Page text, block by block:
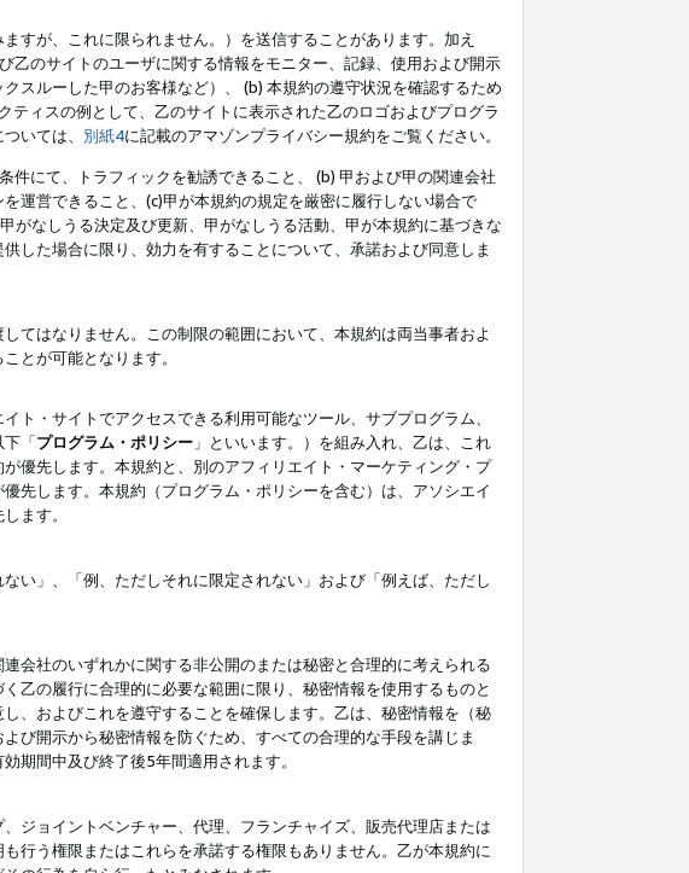
すが、これに限られません。）を送信することがあります。加え
乙のサイトのユーザに関する情報をモニター、記録、使用および開示
スルーした甲のお客様など）、 (b) 本規約の遵守状況を確認するため
ィスの例として、乙のサイトに表示された乙のロゴおよびプログラ
いては、 別紙4に記載のアマゾンプライバシー規約をご覧ください。
にて、トラフィックを勧誘できること、 (b) 甲および甲の関連会社
運営できること、(c)甲が本規約の規定を厳密に履行しない場合で
がなしうる決定及び更新、甲がなしうる活動、甲が本規約に基づきな
した場合に限り、効力を有することについて、承諾および同意しま
てはなりません。この制限の範囲において、本規約は両当事者およ
とが可能となります。
ト・サイトでアクセスできる利用可能なツール、サブプログラム、
下「プログラム・ポリシー 」といいます。）を組み入れ、乙は、これ
優先します。本規約と、別のアフィリエイト・マーケティング・プ
先します。本規約（プログラム・ポリシーを含む）は、アソシエイ
ます。
い」、「例、ただしそれに限定されない」および「例えば、ただし
会社のいずれかに関する非公開のまたは秘密と合理的に考えられる
乙の履行に合理的に必要な範囲に限り、秘密情報を使用するものと
、およびこれを遵守することを確保します。乙は、秘密情報を（秘
び開示から秘密情報を防ぐため、すべての合理的な手段を講じま
期間中及び終了後5年間適用されます。
ジョイントベンチャー、代理、フランチャイズ、販売代理店または
行う権限またはこれらを承諾する権限もありません。乙が本規約に